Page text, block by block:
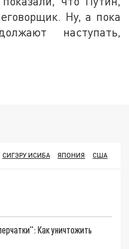
Ну, а пока
наступать,
СИГЭРУ ИСИБА ЯПОНИЯ США
Как уничтожить